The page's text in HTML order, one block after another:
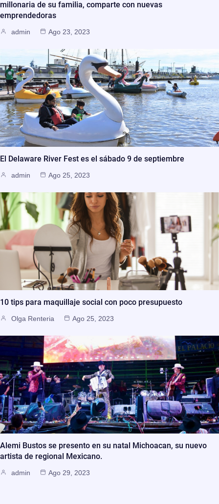
millonaria de su familia, comparte con nuevas
emprendedoras
admin Ago 23, 2023
El Delaware River Fest es el sábado 9 de septiembre
admin Ago 25, 2023
10 tips para maquillaje social con poco presupuesto
Olga Renteria Ago 25, 2023
Alemi Bustos se presento en su natal Michoacan, su nuevo
artista de regional Mexicano.
admin Ago 29, 2023